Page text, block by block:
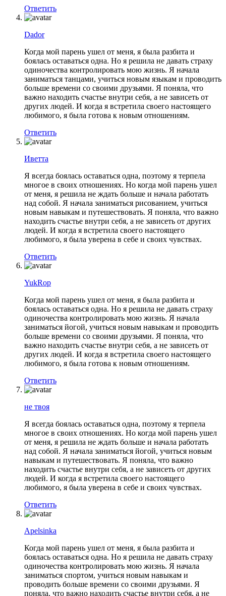
Ответить
Dador
Когда мой парень ушел от меня, я была разбита и
боялась оставаться одна. Но я решила не давать страху
одиночества контролировать мою жизнь. Я начала
заниматься танцами, учиться новым языкам и проводить
больше времени со своими друзьями. Я поняла, что
важно находить счастье внутри себя, а не зависеть от
других людей. И когда я встретила своего настоящего
любимого, я была готова к новым отношениям.
Ответить
Иветта
Я всегда боялась оставаться одна, поэтому я терпела
многое в своих отношениях. Но когда мой парень ушел
от меня, я решила не ждать больше и начала работать
над собой. Я начала заниматься рисованием, учиться
новым навыкам и путешествовать. Я поняла, что важно
находить счастье внутри себя, а не зависеть от других
людей. И когда я встретила своего настоящего
любимого, я была уверена в себе и своих чувствах.
Ответить
YukRop
Когда мой парень ушел от меня, я была разбита и
боялась оставаться одна. Но я решила не давать страху
одиночества контролировать мою жизнь. Я начала
заниматься йогой, учиться новым навыкам и проводить
больше времени со своими друзьями. Я поняла, что
важно находить счастье внутри себя, а не зависеть от
других людей. И когда я встретила своего настоящего
любимого, я была готова к новым отношениям.
Ответить
не твоя
Я всегда боялась оставаться одна, поэтому я терпела
многое в своих отношениях. Но когда мой парень ушел
от меня, я решила не ждать больше и начала работать
над собой. Я начала заниматься йогой, учиться новым
навыкам и путешествовать. Я поняла, что важно
находить счастье внутри себя, а не зависеть от других
людей. И когда я встретила своего настоящего
любимого, я была уверена в себе и своих чувствах.
Ответить
Apelsinka
Когда мой парень ушел от меня, я была разбита и
боялась оставаться одна. Но я решила не давать страху
одиночества контролировать мою жизнь. Я начала
заниматься спортом, учиться новым навыкам и
проводить больше времени со своими друзьями. Я
поняла, что важно находить счастье внутри себя, а не